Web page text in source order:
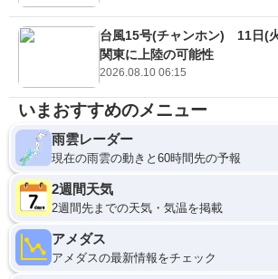
台風15号(チャンホン) 11日(
関東に上陸の可能性
2026.08.10 06:15
いまおすすめのメニュー
雨雲レーダー
現在の雨雲の動きと60時間先の予報
2週間天気
2週間先までの天気・気温を掲載
アメダス
アメダスの最新情報をチェック